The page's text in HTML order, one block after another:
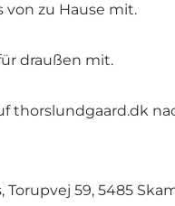
von zu Hause mit.
draußen mit.
thorslundgaard.dk
59, 5485